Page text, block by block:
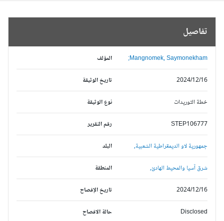
تفاصيل
المؤلف Mangnomek, Saymonekham;
تاريخ الوثيقة 2024/12/16
نوع الوثيقة خطة التوريدات
رقم التقرير STEP106777
البلد جمهورية لاو الديمقراطية الشعبية,
المنطقة شرق آسيا والمحيط الهادئ,
تاريخ الإفصاح 2024/12/16
حالة الافصاح Disclosed